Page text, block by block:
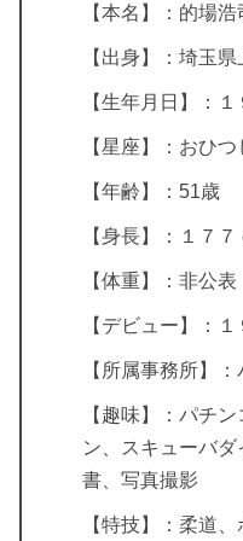
【本名】：的場浩
【出身】：埼玉
【生年月日】：
【星座】：おひつ
【年齢】：51歳
【身長】：１７７
【体重】：非公表
【デビュー】：
【所属事務所】
【趣味】：パチ
ン、スキューバ
書、写真撮影
【特技】：柔道